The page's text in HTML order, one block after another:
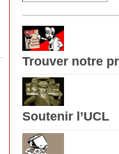
Trouver notre
Soutenir l’UCL